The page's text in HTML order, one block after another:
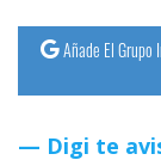
Trucos
Tutoriales
Añade El
Digi te